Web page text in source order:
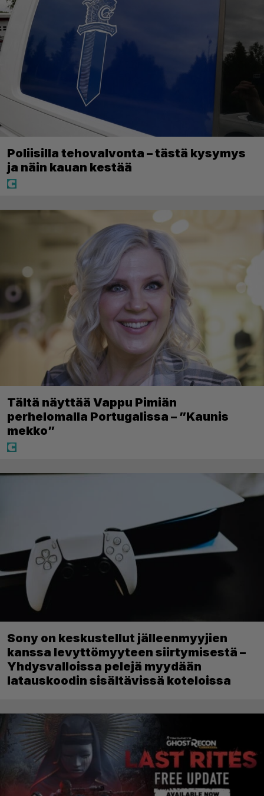
Poliisilla tehovalvonta – tästä kysymys
ja näin kauan kestää
Tältä näyttää Vappu Pimiän
perhelomalla Portugalissa – ”Kaunis
mekko”
Sony on keskustellut jälleenmyyjien
kanssa levyttömyyteen siirtymisestä –
Yhdysvalloissa pelejä myydään
latauskoodin sisältävissä koteloissa